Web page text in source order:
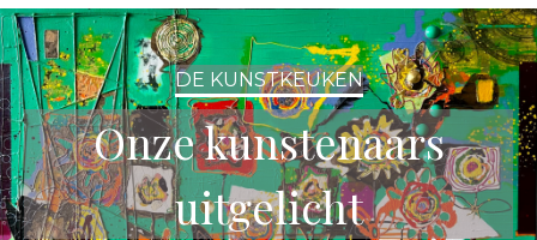
DE KUNSTKEUKEN
Onze kunstenaars
uitgelicht